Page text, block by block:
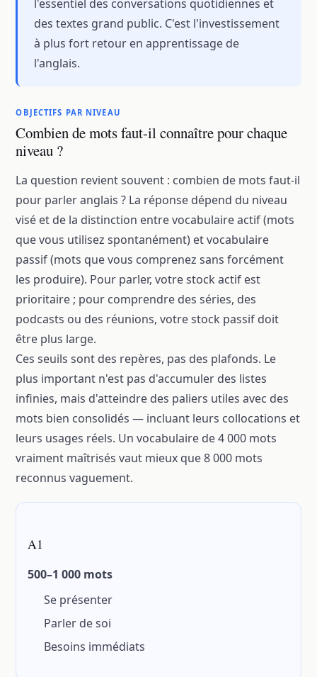
l'essentiel des conversations quotidiennes et
des textes grand public. C'est l'investissement
à plus fort retour en apprentissage de
l'anglais.
OBJECTIFS PAR NIVEAU
Combien de mots faut-il connaître pour chaque
niveau ?
La question revient souvent : combien de mots faut-il
pour parler anglais ? La réponse dépend du niveau
visé et de la distinction entre vocabulaire actif (mots
que vous utilisez spontanément) et vocabulaire
passif (mots que vous comprenez sans forcément
les produire). Pour parler, votre stock actif est
prioritaire ; pour comprendre des séries, des
podcasts ou des réunions, votre stock passif doit
être plus large.
Ces seuils sont des repères, pas des plafonds. Le
plus important n'est pas d'accumuler des listes
infinies, mais d'atteindre des paliers utiles avec des
mots bien consolidés — incluant leurs collocations et
leurs usages réels. Un vocabulaire de 4 000 mots
vraiment maîtrisés vaut mieux que 8 000 mots
reconnus vaguement.
A1
500–1 000 mots
Se présenter
Parler de soi
Besoins immédiats